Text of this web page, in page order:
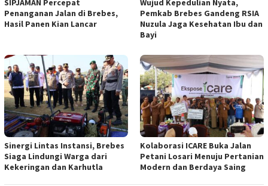
Penanganan Jalan di Brebes,
Hasil Panen Kian Lancar
Pemkab Brebes Gandeng RSIA
Nuzula Jaga Kesehatan Ibu dan
Bayi
Sinergi Lintas Instansi, Brebes
Siaga Lindungi Warga dari
Kekeringan dan Karhutla
Kolaborasi ICARE Buka Jalan
Petani Losari Menuju Pertanian
Modern dan Berdaya Saing